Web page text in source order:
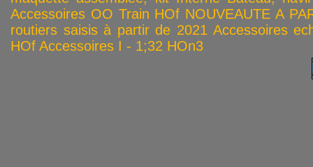
Accessoires OO Train HOf NOUVEAUTE A
routiers saisis à partir de 2021 Accessoires
HOf Accessoires I - 1;32 HOn3